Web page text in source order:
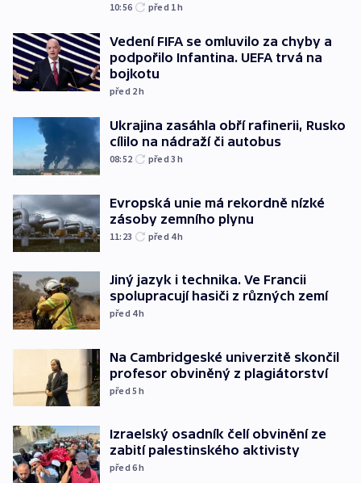
10:56 před 1h
Vedení FIFA se omluvilo za chyby a
podpořilo Infantina. UEFA trvá na
bojkotu
před 2h
Ukrajina zasáhla obří rafinerii, Rusko
cílilo na nádraží či autobus
08:52 před 3h
Evropská unie má rekordně nízké
zásoby zemního plynu
11:23 před 4h
Jiný jazyk i technika. Ve Francii
spolupracují hasiči z různých zemí
před 4h
Na Cambridgeské univerzitě skončil
profesor obviněný z plagiátorství
před 5h
Izraelský osadník čelí obvinění ze
zabití palestinského aktivisty
před 6h